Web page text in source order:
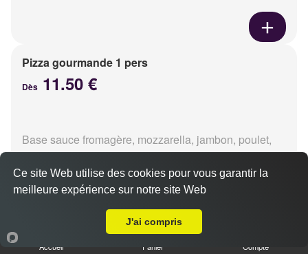
Pizza gourmande 1 pers
Dès 11.50 €
Base sauce fromagère, mozzarella, jambon, poulet,
pommes de terre, oignons
Pizza tikka 1 pers
Accueil Panier Compte
Ce site Web utilise des cookies pour vous garantir la
meilleure expérience sur notre site Web
J'ai compris